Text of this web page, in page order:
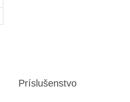
Príslušenstvo